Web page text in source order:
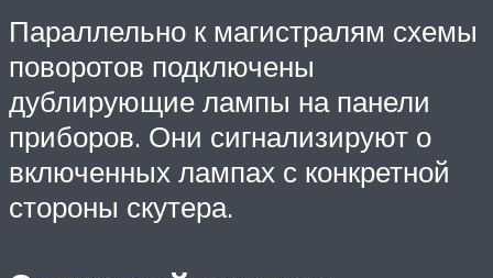
Параллельно к магистралям схемы
поворотов подключены
дублирующие лампы на панели
приборов. Они сигнализируют о
включенных лампах с конкретной
стороны скутера.